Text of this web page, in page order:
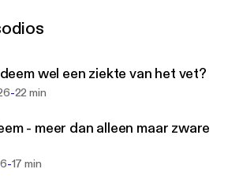
pijn maar niet over wil gaan en
wel een ziekte van het vet?
-22 min
- meer dan alleen maar zware
-17 min